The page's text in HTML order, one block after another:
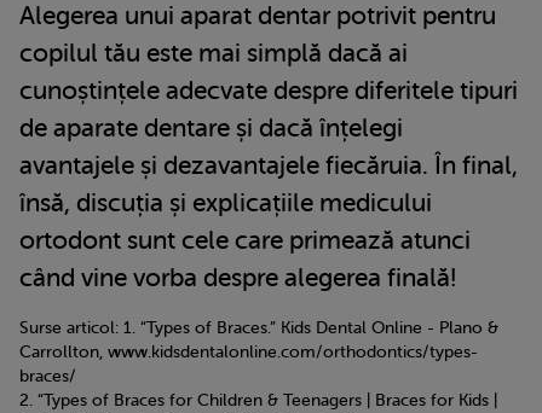
Alegerea unui aparat dentar potrivit pentru
copilul tău este mai simplă dacă ai
cunoștințele adecvate despre diferitele tipuri
de aparate dentare și dacă înțelegi
avantajele și dezavantajele fiecăruia. În final,
însă, discuția și explicațiile medicului
ortodont sunt cele care primează atunci
când vine vorba despre alegerea finală!
Surse articol: 1. “Types of Braces.” Kids Dental Online - Plano &
Carrollton, www.kidsdentalonline.com/orthodontics/types-
braces/
2. “Types of Braces for Children & Teenagers | Braces for Kids |